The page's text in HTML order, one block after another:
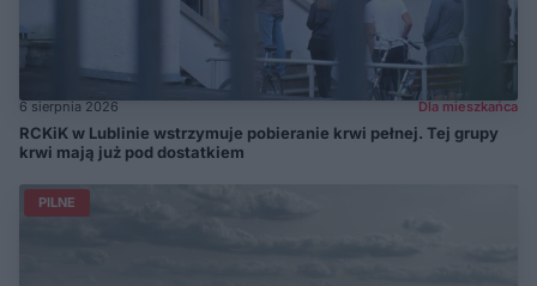
6 sierpnia 2026 Dla mieszkańca
RCKiK w Lublinie wstrzymuje pobieranie krwi pełnej. Tej grupy
krwi mają już pod dostatkiem
PILNE